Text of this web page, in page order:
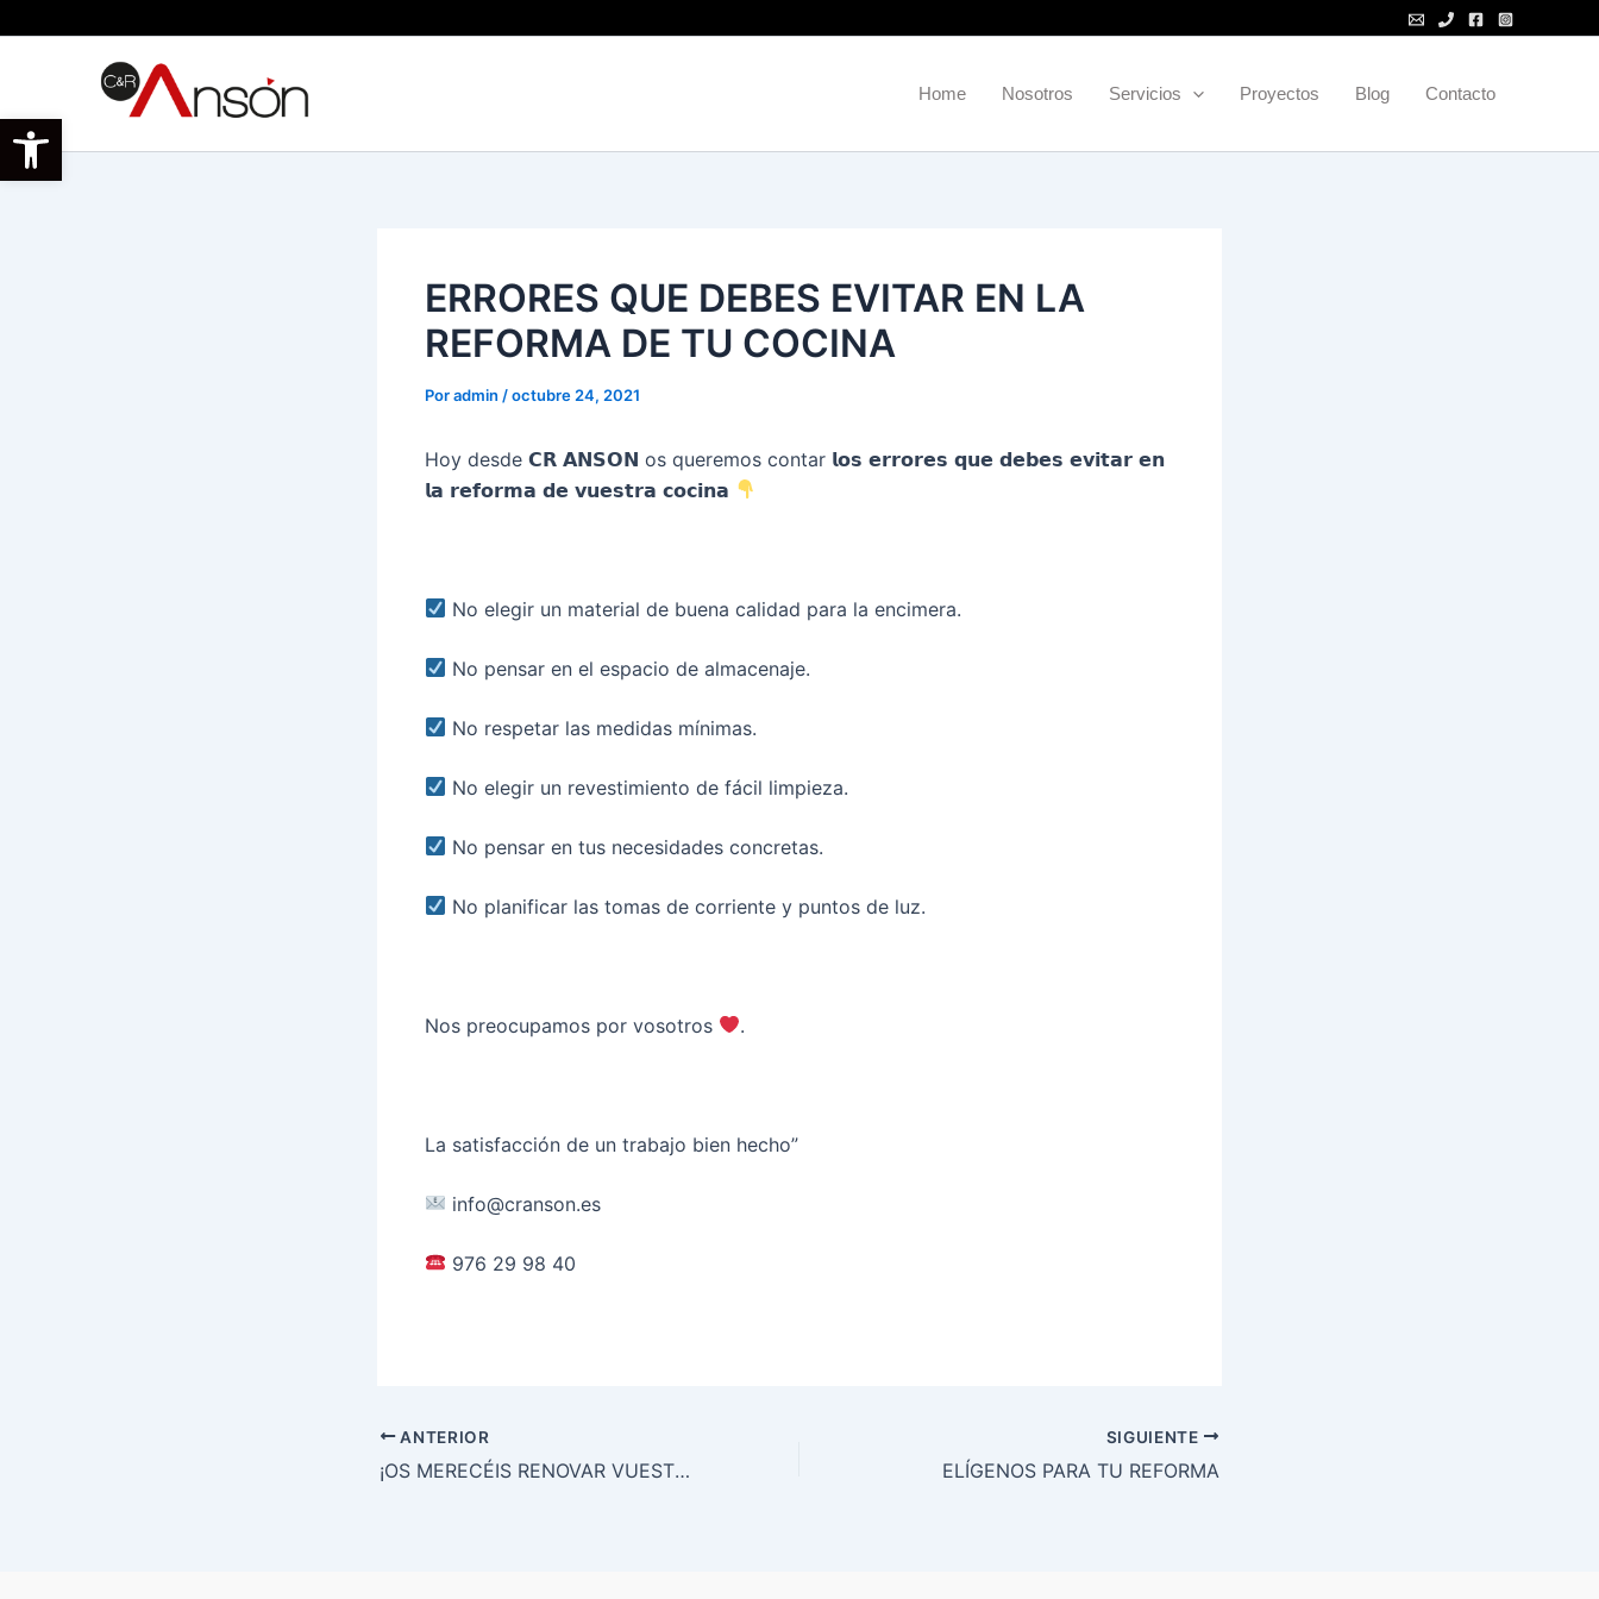
Abrir barra de herramientas
Home Nosotros Servicios Proyectos Blog Contacto
ERRORES QUE DEBES EVITAR EN LA
REFORMA DE TU COCINA
Poradmin /octubre 24, 2021
Hoy desde 𝗖𝗥 𝗔𝗡𝗦𝗢𝗡 os queremos contar 𝗹𝗼𝘀 𝗲𝗿𝗿𝗼𝗿𝗲𝘀 𝗾𝘂𝗲 𝗱𝗲𝗯𝗲𝘀 𝗲𝘃𝗶𝘁𝗮𝗿 𝗲𝗻
𝗹𝗮 𝗿𝗲𝗳𝗼𝗿𝗺𝗮 𝗱𝗲 𝘃𝘂𝗲𝘀𝘁𝗿𝗮 𝗰𝗼𝗰𝗶𝗻𝗮
No elegir un material de buena calidad para la encimera.
No pensar en el espacio de almacenaje.
No respetar las medidas mínimas.
No elegir un revestimiento de fácil limpieza.
No pensar en tus necesidades concretas.
No planificar las tomas de corriente y puntos de luz.
Nos preocupamos por vosotros .
La satisfacción de un trabajo bien hecho”
info@cranson.es
976 29 98 40
ANTERIOR
¡OS MERECÉIS RENOVAR VUESTROS HOGARES!
SIGUIENTE
ELÍGENOS PARA TU REFORMA